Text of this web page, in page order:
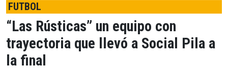
FUTBOL
“Las Rústicas” un equipo con
trayectoria que llevó a Social Pila a
la final